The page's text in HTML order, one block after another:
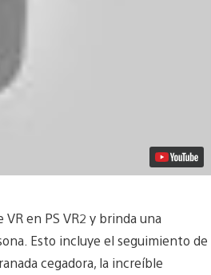
en PS VR2 y brinda una
Esto incluye el seguimiento de
cegadora, la increíble